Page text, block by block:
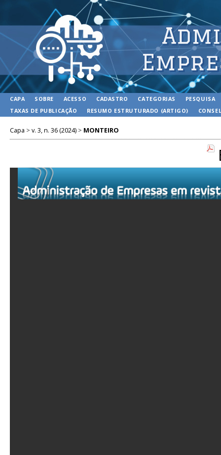
CAPA SOBRE ACESSO CADASTRO CATEGORIAS
PESQUISA
TAXAS DE PUBLICAÇÃO
RESUMO ESTRUTURADO (ARTIGO)
Capa > v. 3, n. 36 (2024) > MONTEIRO